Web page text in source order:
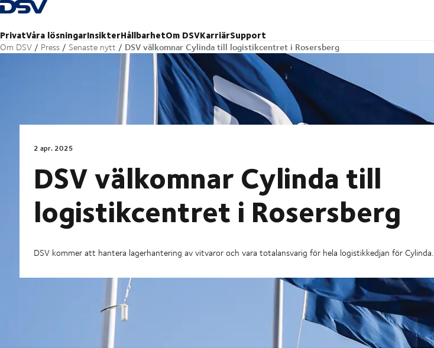
Tillbaka till hemsidan
PrivatVåra lösningarInsikterHållbarhetOm DSVKarriärSupport
Om DSV Press Senaste nytt DSV välkomnar Cylinda till logistikcentret i Rosersberg
2 apr. 2025
DSV välkomnar Cylinda till
logistikcentret i Rosersberg
DSV kommer att hantera lagerhantering av vitvaror och vara totalansvarig för hela logistikkedjan för Cylinda.